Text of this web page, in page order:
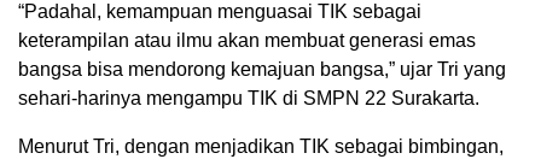
“Padahal, kemampuan menguasai TIK sebagai
keterampilan atau ilmu akan membuat generasi emas
bangsa bisa mendorong kemajuan bangsa,” ujar Tri yang
sehari-harinya mengampu TIK di SMPN 22 Surakarta.
Menurut Tri, dengan menjadikan TIK sebagai bimbingan,